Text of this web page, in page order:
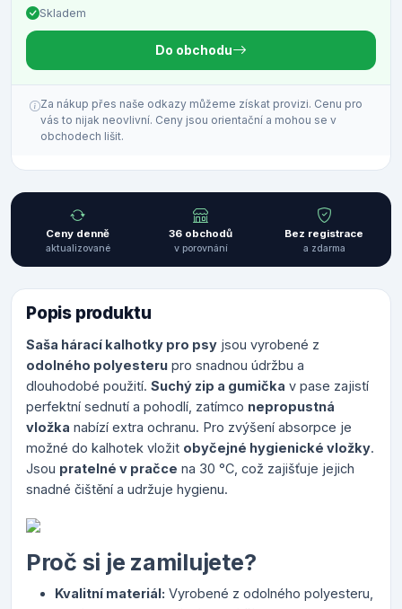
Skladem
Do obchodu
Za nákup přes naše odkazy můžeme získat provizi. Cenu pro
vás to nijak neovlivní. Ceny jsou orientační a mohou se v
obchodech lišit.
Ceny denně
aktualizované
36 obchodů
v porovnání
Bez registrace
a zdarma
Popis produktu
Saša hárací kalhotky pro psy jsou vyrobené z
odolného polyesteru pro snadnou údržbu a
dlouhodobé použití. Suchý zip a gumička v pase zajistí
perfektní sednutí a pohodlí, zatímco nepropustná
vložka nabízí extra ochranu. Pro zvýšení absorpce je
možné do kalhotek vložit obyčejné hygienické vložky.
Jsou pratelné v pračce na 30 °C, což zajišťuje jejich
snadné čištění a udržuje hygienu.
Proč si je zamilujete?
Kvalitní materiál: Vyrobené z odolného polyesteru,